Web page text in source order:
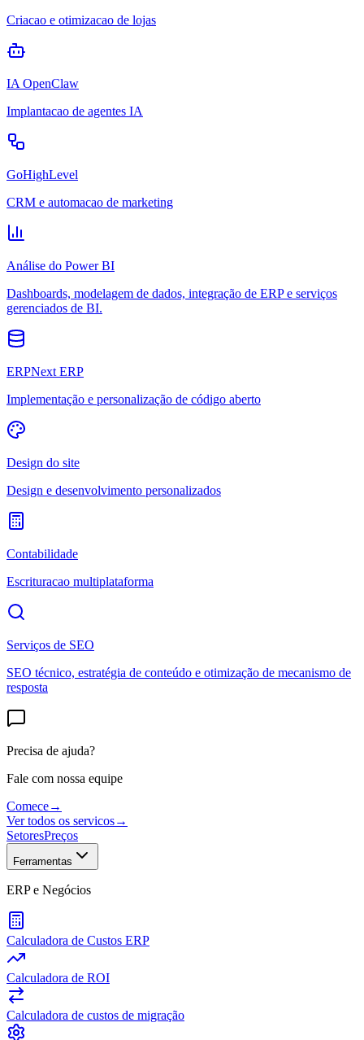
Criacao e otimizacao de lojas
IA OpenClaw
Implantacao de agentes IA
GoHighLevel
CRM e automacao de marketing
Análise do Power BI
Dashboards, modelagem de dados, integração de ERP e serviços
gerenciados de BI.
ERPNext ERP
Implementação e personalização de código aberto
Design do site
Design e desenvolvimento personalizados
Contabilidade
Escrituracao multiplataforma
Serviços de SEO
SEO técnico, estratégia de conteúdo e otimização de mecanismo de
resposta
Precisa de ajuda?
Fale com nossa equipe
Comece→
Ver todos os servicos→
SetoresPreços
Ferramentas
ERP e Negócios
Calculadora de Custos ERP
Calculadora de ROI
Calculadora de custos de migração